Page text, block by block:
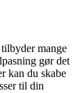
mange
gør det
kan du skabe
til din